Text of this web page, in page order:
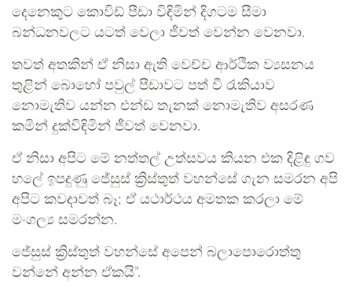
දෙනෙකුට කොවිඩ් පීඩා විඳිමින් දිගටම සීමා
බන්ධනවලට යටත් වෙලා ජීවත් වෙන්න වෙනවා.
තවත් අතකින් ඒ නිසා ඇති වෙච්ච ආර්ථික ව්‍යසනය
තුළින් බොහෝ පවුල් පීඩාවට පත් වී රැකියාව
නොමැතිව යන්න එන්ඩ තැනක් නොමැතිව අසරණ
කමින් දුක්විඳිමින් ජීවත් වෙනවා.
ඒ නිසා අපිට මේ නත්තල් උත්සවය කියන එක දිළිඳු ගව
හලේ ඉපදුණු ජේසුස් ක්‍රිස්තුත් වහන්සේ ගැන සමරන අපි
අපිට කවදාවත් බෑ; ඒ යථාර්ථය අමතක කරලා මේ
මංගල්‍ය සමරන්න.
ජේසුස් ක්‍රිස්තුත් වහන්සේ අපෙන් බලාපොරොත්තු
වන්නේ අන්න ඒකයි”.